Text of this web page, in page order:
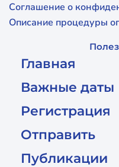
Соглашение о
Описание процедуры
Главная
Важные даты
Регистрация
Отправить
Публикации